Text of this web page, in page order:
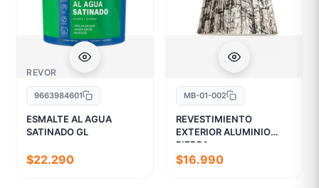
REVOR
9663984601
ESMALTE AL AGUA
SATINADO GL
$22.290
MB-01-002
REVESTIMIENTO
EXTERIOR ALUMINIO
PIEDRA
$16.990